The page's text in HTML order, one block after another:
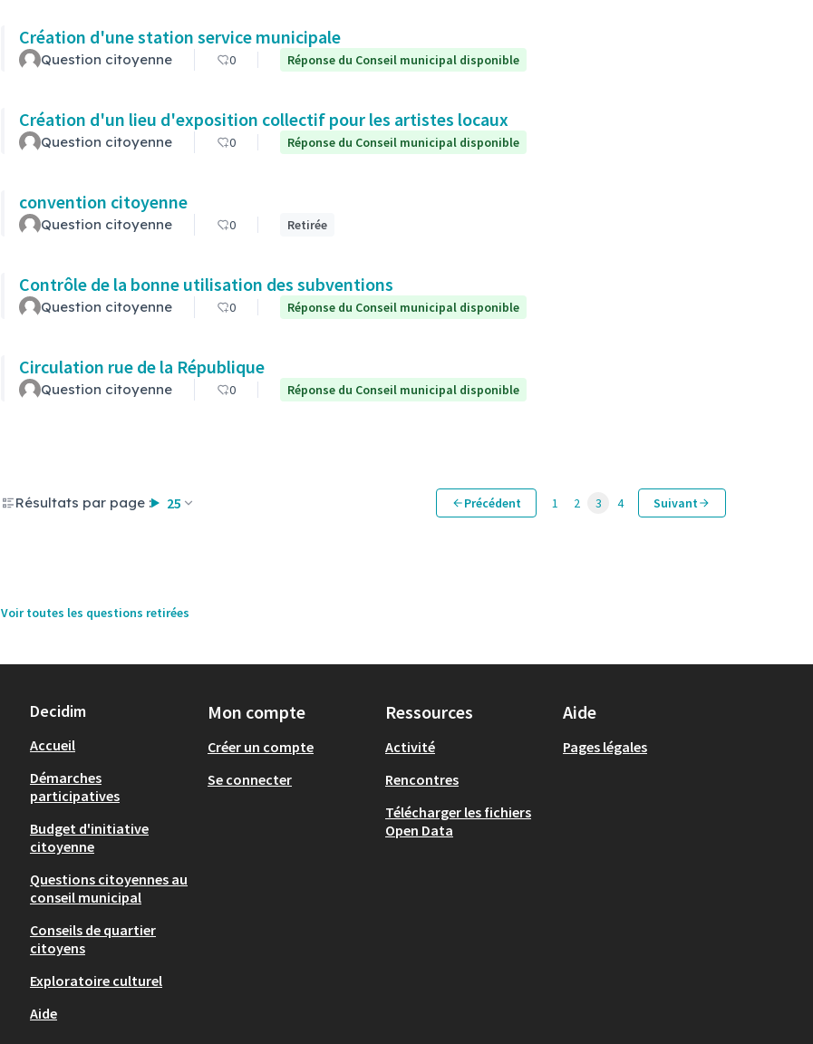
Création d'une station service municipale
Question citoyenne 0 Réponse du Conseil municipal disponible
Création d'un lieu d'exposition collectif pour les artistes locaux
Question citoyenne 0 Réponse du Conseil municipal disponible
convention citoyenne
Question citoyenne 0 Retirée
Contrôle de la bonne utilisation des subventions
Question citoyenne 0 Réponse du Conseil municipal disponible
Circulation rue de la République
Question citoyenne 0 Réponse du Conseil municipal disponible
Résultats par page : 25 Précédent 1 2 3 4 Suivant
Voir toutes les questions retirées
Decidim
Accueil
Démarches
participatives
Budget d'initiative
citoyenne
Questions citoyennes au
conseil municipal
Conseils de quartier
citoyens
Exploratoire culturel
Aide
Mon compte
Créer un compte
Se connecter
Ressources
Activité
Rencontres
Télécharger les fichiers
Open Data
Aide
Pages légales